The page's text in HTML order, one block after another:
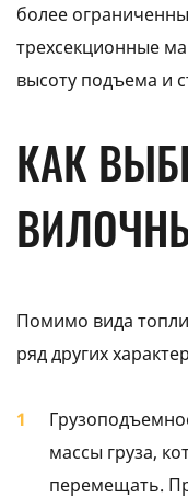
более
трехсекционные
высоту подъема и
КАК
Помимо вида
ряд других
массы груза,
перемещать.